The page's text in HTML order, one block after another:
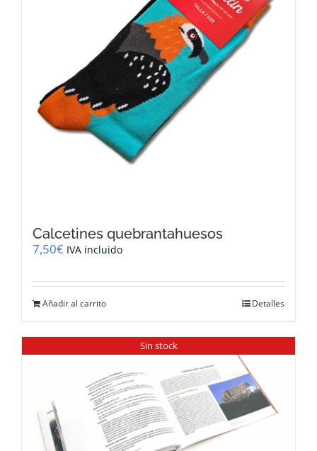
Calcetines quebrantahuesos
7,50€ IVA incluido
Añadir al carrito Detalles
Sin stock